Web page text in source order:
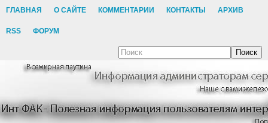
ГЛАВНАЯ О САЙТЕ КОММЕНТАРИИ КОНТАКТЫ АРХИВ
RSS ФОРУМ
Поиск